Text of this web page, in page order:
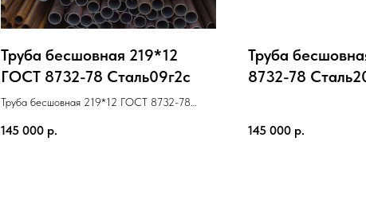
Труба бесшовная 219*12
ГОСТ 8732-78 Cталь09г2с
Труба бесшовная 219*12 ГОСТ 8732-78
145 000 р.
Труба
8732-78
145 000 р.